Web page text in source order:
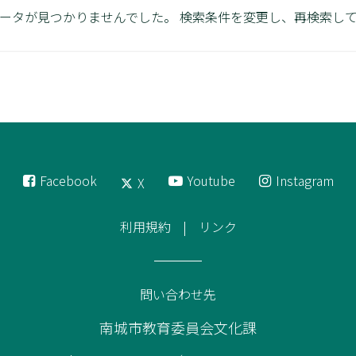
タが見つかりませんでした。 検索条件を変更し、再検索し
Facebook X Youtube Instagram
利用規約 リンク
問い合わせ先
南城市教育委員会文化課